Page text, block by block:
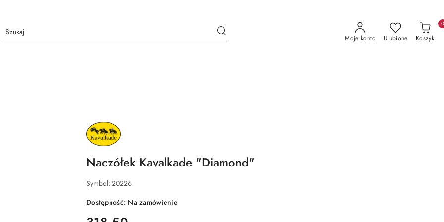
Moje konto Ulubione Koszyk
0
NAZWA
PRODUCENTA:
KAVALKADE
Naczółek Kavalkade "Diamond"
Symbol: 20226
Dostępność: Na zamówienie